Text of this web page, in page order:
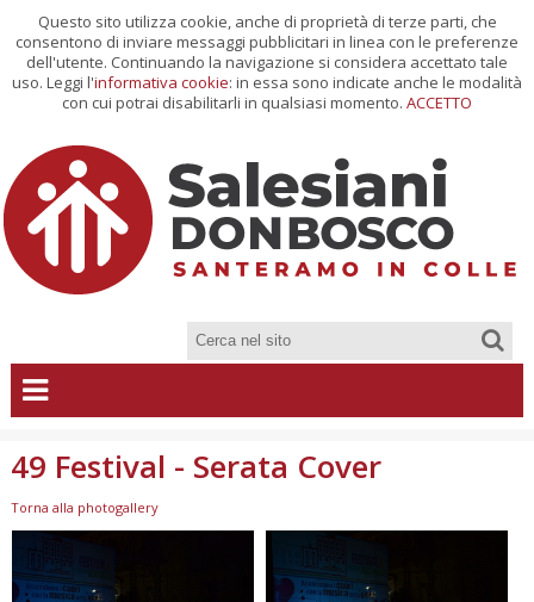
Questo sito utilizza cookie, anche di proprietà di terze parti, che
consentono di inviare messaggi pubblicitari in linea con le preferenze
dell'utente. Continuando la navigazione si considera accettato tale
uso. Leggi l'informativa cookie: in essa sono indicate anche le modalità
con cui potrai disabilitarli in qualsiasi momento. ACCETTO
49 Festival - Serata Cover
Torna alla photogallery